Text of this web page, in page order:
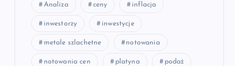
Analiza ceny inflacja
inwestorzy inwestycje
metale szlachetne notowania
notowania cen platyna podaż